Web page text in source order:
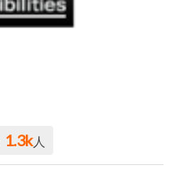
1.3k人